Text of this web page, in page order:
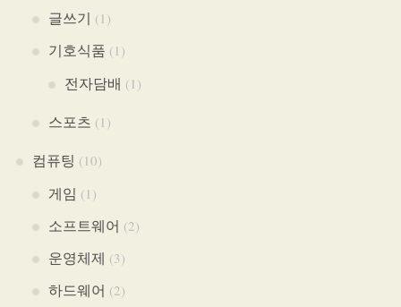
글쓰기 (1)
기호식품 (1)
전자담배 (1)
스포츠 (1)
컴퓨팅 (10)
게임 (1)
소프트웨어 (2)
운영체제 (3)
하드웨어 (2)